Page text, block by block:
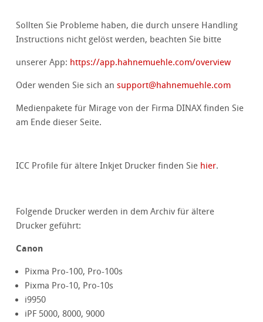
Sollten Sie Probleme haben, die durch unsere Handling
Instructions nicht gelöst werden, beachten Sie bitte
unserer App: https://app.hahnemuehle.com/overview
Oder wenden Sie sich ansupport@hahnemuehle.com
Medienpakete für Mirage von der Firma DINAX finden Sie
am Ende dieser Seite.
ICC Profile für ältere Inkjet Drucker finden Sie hier.
Folgende Drucker werden in dem Archiv für ältere
Drucker geführt:
Canon
Pixma Pro-100, Pro-100s
Pixma Pro-10, Pro-10s
i9950
iPF 5000, 8000, 9000